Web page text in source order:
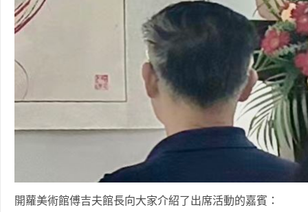
開蘿美術館傅吉夫館長向大家介紹了出席活動的嘉賓：